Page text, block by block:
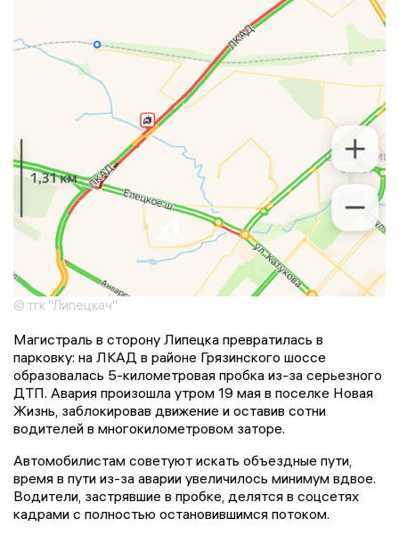
© тгк "Липецкач"
Магистраль в сторону Липецка превратилась в
парковку: на ЛКАД в районе Грязинского шоссе
образовалась 5-километровая пробка из-за серьезного
ДТП. Авария произошла утром 19 мая в поселке Новая
Жизнь, заблокировав движение и оставив сотни
водителей в многокилометровом заторе.
Автомобилистам советуют искать объездные пути,
время в пути из-за аварии увеличилось минимум вдвое.
Водители, застрявшие в пробке, делятся в соцсетях
кадрами с полностью остановившимся потоком.